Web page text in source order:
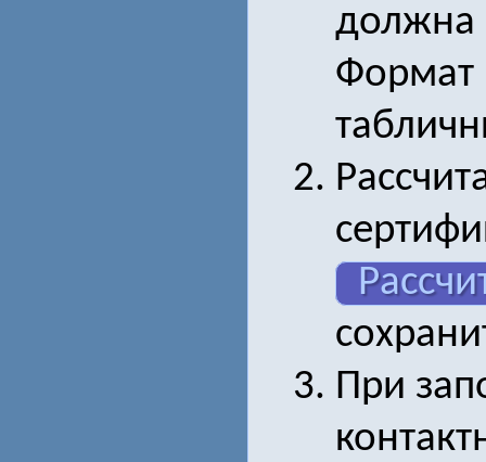
должна
Формат
При